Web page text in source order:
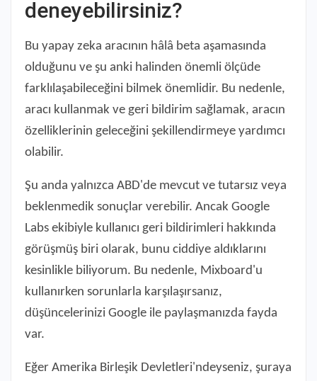
deneyebilirsiniz?
Bu yapay zeka aracının hâlâ beta aşamasında
olduğunu ve şu anki halinden önemli ölçüde
farklılaşabileceğini bilmek önemlidir. Bu nedenle,
aracı kullanmak ve geri bildirim sağlamak, aracın
özelliklerinin geleceğini şekillendirmeye yardımcı
olabilir.
Şu anda yalnızca ABD'de mevcut ve tutarsız veya
beklenmedik sonuçlar verebilir. Ancak Google
Labs ekibiyle kullanıcı geri bildirimleri hakkında
görüşmüş biri olarak, bunu ciddiye aldıklarını
kesinlikle biliyorum. Bu nedenle, Mixboard'u
kullanırken sorunlarla karşılaşırsanız,
düşüncelerinizi Google ile paylaşmanızda fayda
var.
Eğer Amerika Birleşik Devletleri'ndeyseniz, şuraya